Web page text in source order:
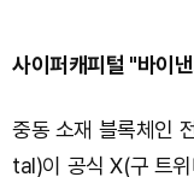
사이퍼캐피털 "바이
중동 소재 블록체인
tal)이 공식 X(구 트